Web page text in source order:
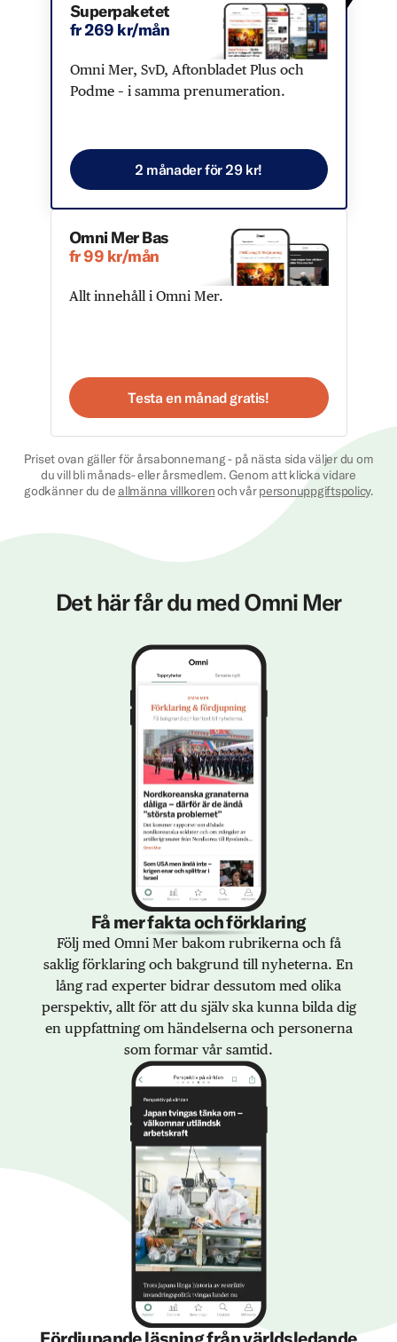
Superpaketet
fr 269 kr/mån
Omni Mer, SvD, Aftonbladet Plus och
Podme – i samma prenumeration.
2 månader för 29 kr!
Omni Mer Bas
fr 99 kr/mån
Allt innehåll i Omni Mer.
Testa en månad gratis!
Priset ovan gäller för årsabonnemang - på nästa sida väljer du om
du vill bli månads- eller årsmedlem. Genom att klicka vidare
godkänner du deallmänna villkorenoch vårpersonuppgiftspolicy.
Det här får du med Omni Mer
Få mer fakta och förklaring
Följ med Omni Mer bakom rubrikerna och få
saklig förklaring och bakgrund till nyheterna. En
lång rad experter bidrar dessutom med olika
perspektiv, allt för att du själv ska kunna bilda dig
en uppfattning om händelserna och personerna
som formar vår samtid.